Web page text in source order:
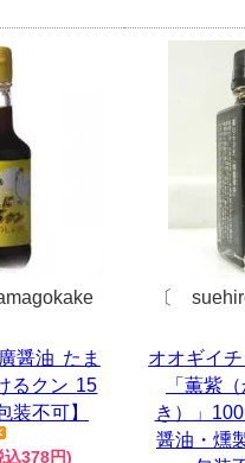
醤油 たま
るクン 15
装不可】
378円)
〔
オオギイ
「薫紫
き）」
醤油・燻